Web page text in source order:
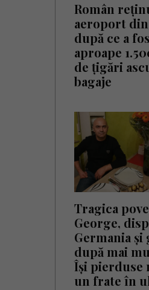
Român
aeroport
după ce a
aproape
de țigări
bagaje
Tragica
George,
Germania
după mai
Își pierduse
un frate în